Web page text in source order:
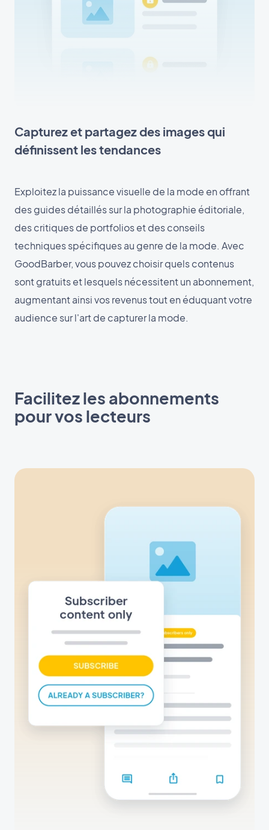
Capturez et partagez des images qui
définissent les tendances
Exploitez la puissance visuelle de la mode en offrant
des guides détaillés sur la photographie éditoriale,
des critiques de portfolios et des conseils
techniques spécifiques au genre de la mode. Avec
GoodBarber, vous pouvez choisir quels contenus
sont gratuits et lesquels nécessitent un abonnement,
augmentant ainsi vos revenus tout en éduquant votre
audience sur l'art de capturer la mode.
Facilitez les abonnements
pour vos lecteurs